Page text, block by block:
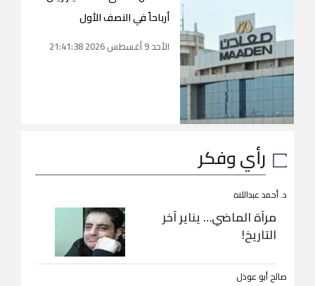
أرباحاً في النصف الأول
الأحد 9 أغسطس 2026 21:41:38
رأي وفكر
د. أحمد عبداللاه
مرآة الماضي… يناير آخر
التاريخ!
صالح أبو عوذل